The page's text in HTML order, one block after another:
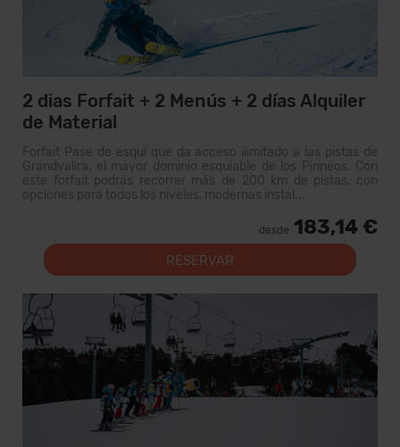
2 dias Forfait + 2 Menús + 2 días Alquiler
de Material
Forfait Pase de esquí que da acceso ilimitado a las pistas de
Grandvalira, el mayor dominio esquiable de los Pirineos. Con
este forfait podrás recorrer más de 200 km de pistas, con
opciones para todos los niveles, modernas instal...
desde 183,14 €
RESERVAR